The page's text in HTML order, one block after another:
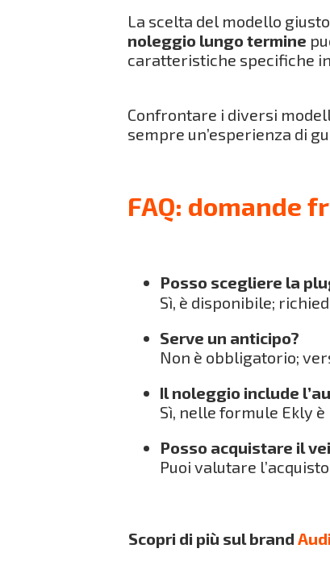
La scelta del modello
noleggio lungo termine
caratteristiche specifiche
Confrontare i diversi
sempre un’esperienza di
FAQ: domande
Posso scegliere la
Sì, è disponibile;
Serve un anticipo?
Non è obbligatorio;
Il noleggio include
Sì, nelle formule Ekly
Posso acquistare il
Puoi valutare
Scopri di più sul brandAudi